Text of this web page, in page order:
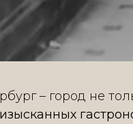
– город не
изысканных